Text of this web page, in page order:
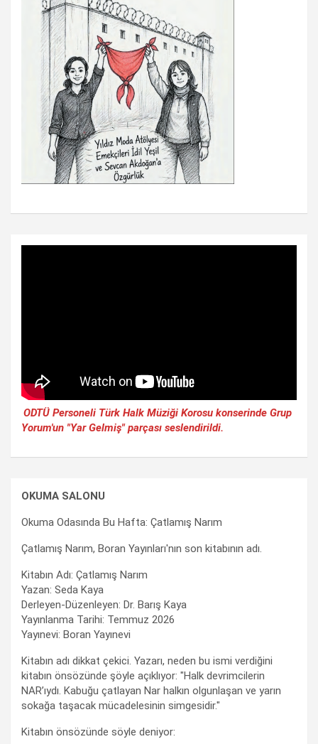
ODTÜ Personeli Türk Halk Müziği Korosu konserinde Grup
Yorum'un "Yar Gelmiş" parçası seslendirildi.
OKUMA SALONU
Okuma Odasında Bu Hafta: Çatlamış Narım
Çatlamış Narım, Boran Yayınları'nın son kitabının adı.
Kitabın Adı: Çatlamış Narım
Yazan: Seda Kaya
Derleyen-Düzenleyen: Dr. Barış Kaya
Yayınlanma Tarihi: Temmuz 2026
Yayınevi: Boran Yayınevi
Kitabın adı dikkat çekici. Yazarı, neden bu ismi verdiğini
kitabın önsözünde şöyle açıklıyor: "Halk devrimcilerin
NAR’ıydı. Kabuğu çatlayan Nar halkın olgunlaşan ve yarın
sokağa taşacak mücadelesinin simgesidir."
Kitabın önsözünde söyle deniyor: